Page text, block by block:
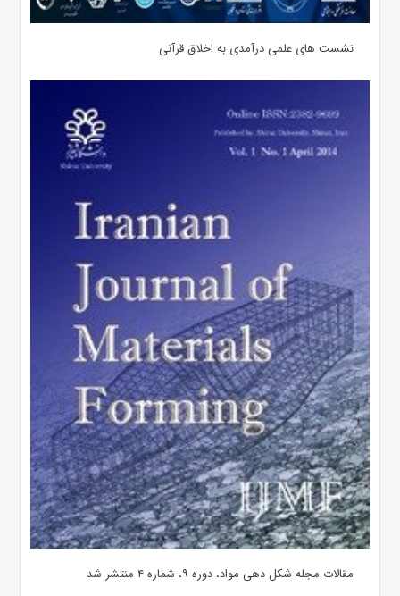
نشست های علمی درآمدی به اخلاق قرآنی
مقالات مجله شکل دهی مواد، دوره ۹، شماره ۴ منتشر شد